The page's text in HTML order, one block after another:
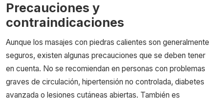
Precauciones y
contraindicaciones
Aunque los masajes con piedras calientes son generalmente
seguros, existen algunas precauciones que se deben tener
en cuenta. No se recomiendan en personas con problemas
graves de circulación, hipertensión no controlada, diabetes
avanzada o lesiones cutáneas abiertas. También es